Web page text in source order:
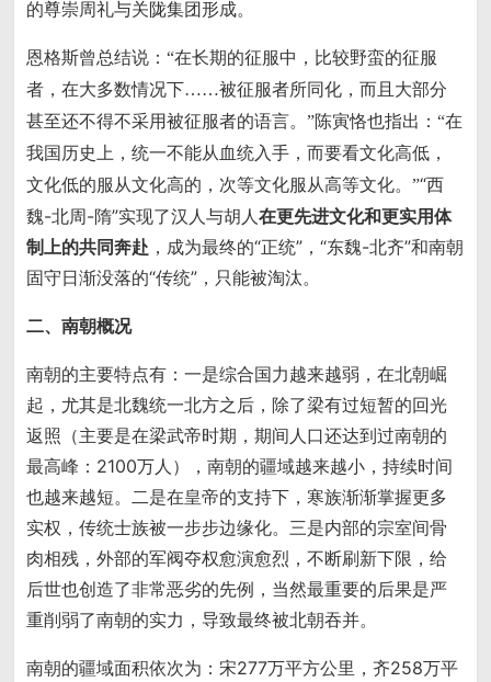
的尊崇周礼与关陇集团形成。
恩格斯曾总结说：“在长期的征服中，比较野蛮的征服
者，在大多数情况下……被征服者所同化，而且大部分
甚至还不得不采用被征服者的语言。”陈寅恪也指出：“在
我国历史上，统一不能从血统入手，而要看文化高低，
文化低的服从文化高的，次等文化服从高等文化。”“西
魏-北周-隋”实现了汉人与胡人在更先进文化和更实用体
制上的共同奔赴 ，成为最终的“正统”，“东魏-北齐”和南朝
固守日渐没落的“传统”，只能被淘汰。
二、南朝概况
南朝的主要特点有：一是综合国力越来越弱，在北朝崛
起，尤其是北魏统一北方之后，除了梁有过短暂的回光
返照（主要是在梁武帝时期，期间人口还达到过南朝的
最高峰：2100万人），南朝的疆域越来越小，持续时间
也越来越短。二是在皇帝的支持下，寒族渐渐掌握更多
实权，传统士族被一步步边缘化。三是内部的宗室间骨
肉相残，外部的军阀夺权愈演愈烈，不断刷新下限，给
后世也创造了非常恶劣的先例，当然最重要的后果是严
重削弱了南朝的实力，导致最终被北朝吞并。
南朝的疆域面积依次为：宋277万平方公里，齐258万平